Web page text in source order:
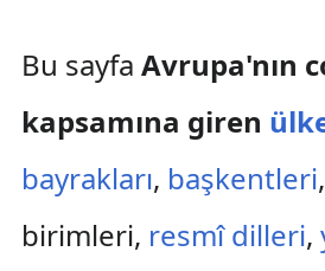
Bu sayfa Avrupa'nın
kapsamına giren
bayrakları, başkentleri
birimleri, resmî dilleri,